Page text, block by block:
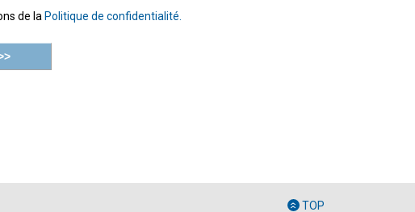
de la Politique de confidentialité.
TOP